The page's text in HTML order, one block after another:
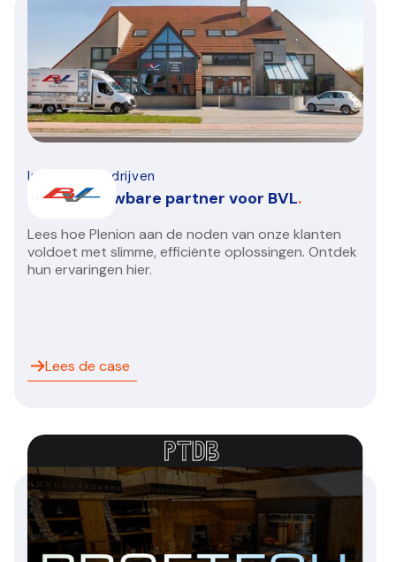
Installatiebedrijven
Een betrouwbare partner voor BVL.
Lees hoe Plenion aan de noden van onze klanten
voldoet met slimme, efficiënte oplossingen. Ontdek
hun ervaringen hier.
Lees de case